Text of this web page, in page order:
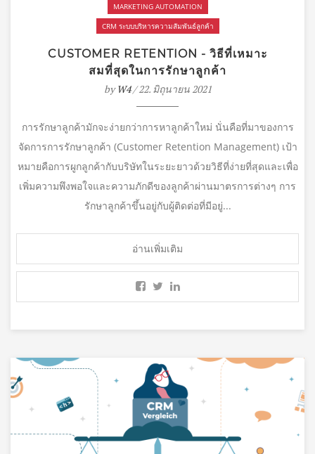
MARKETING AUTOMATION
CRM ระบบบริหารความสัมพันธ์ลูกค้า
CUSTOMER RETENTION - วิธีที่เหมาะ
สมที่สุดในการรักษาลูกค้า
byW4/ 22. มิถุนายน 2021
การรักษาลูกค้ามักจะง่ายกว่าการหาลูกค้าใหม่ นั่นคือที่มาของการ
จัดการการรักษาลูกค้า (Customer Retention Management) เป้า
หมายคือการผูกลูกค้ากับบริษัทในระยะยาวด้วยวิธีที่ง่ายที่สุดและเพื่อ
เพิ่มความพึงพอใจและความภักดีของลูกค้าผ่านมาตรการต่างๆ การ
รักษาลูกค้าขึ้นอยู่กับผู้ติดต่อที่มีอยู่...
อ่านเพิ่มเติม